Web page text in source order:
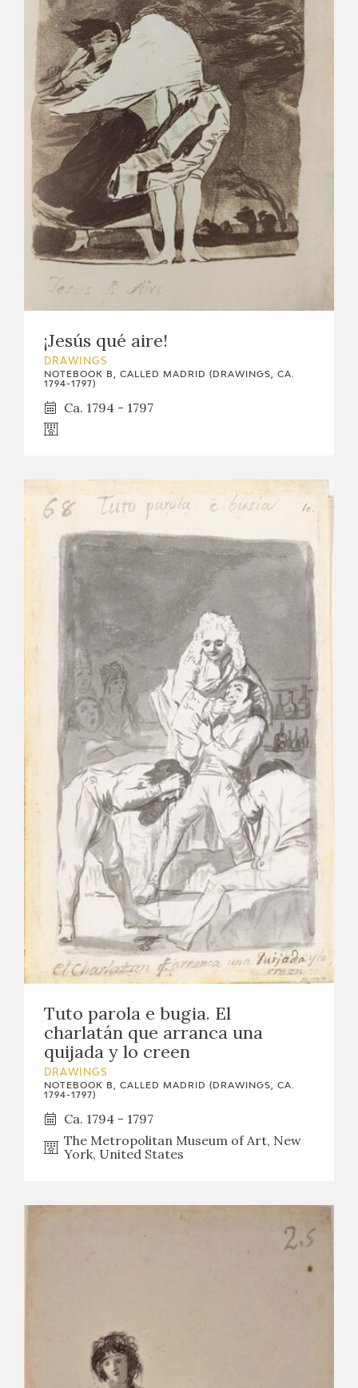
¡Jesús qué aire!
DRAWINGS
NOTEBOOK B, CALLED MADRID (DRAWINGS, CA.
1794-1797)
Ca. 1794 - 1797
Tuto parola e bugia. El
charlatán que arranca una
quijada y lo creen
DRAWINGS
NOTEBOOK B, CALLED MADRID (DRAWINGS, CA.
1794-1797)
Ca. 1794 - 1797
The Metropolitan Museum of Art, New
York, United States